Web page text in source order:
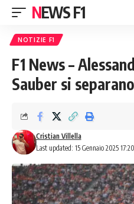
NEWS F1
NOTIZIE F1
F1 News –
Sauber si
Last updated: 15 Gennaio 2025 17:20
Cristian Villella